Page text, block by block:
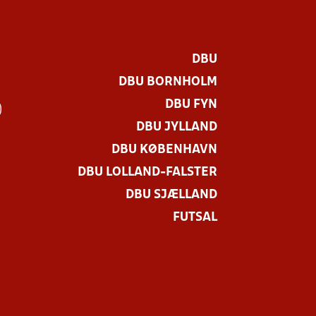
DBU
DBU BORNHOLM
DBU FYN
DBU JYLLAND
DBU KØBENHAVN
DBU LOLLAND-FALSTER
DBU SJÆLLAND
FUTSAL